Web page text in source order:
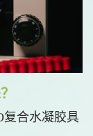
复合水凝胶具